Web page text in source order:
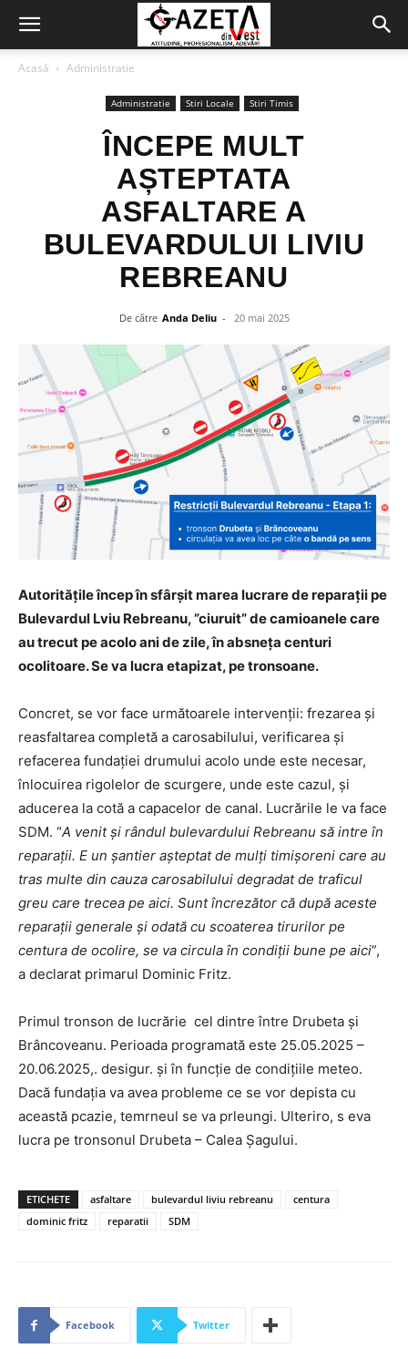
Acasă Administratie
Administratie Stiri Locale Stiri Timis
ÎNCEPE MULT
AȘTEPTATA
ASFALTARE A
BULEVARDULUI LIVIU
REBREANU
De către Anda Deliu - 20 mai 2025
Autoritățile încep în sfârșit marea lucrare de reparații pe
Bulevardul Lviu Rebreanu, ”ciuruit” de camioanele care
au trecut pe acolo ani de zile, în absneța centuri
ocolitoare. Se va lucra etapizat, pe tronsoane.
Concret, se vor face următoarele intervenții: frezarea și
reasfaltarea completă a carosabilului, verificarea și
refacerea fundației drumului acolo unde este necesar,
înlocuirea rigolelor de scurgere, unde este cazul, și
aducerea la cotă a capacelor de canal. Lucrările le va face
SDM. “A venit și rândul bulevardului Rebreanu să intre în
reparații. E un șantier așteptat de mulți timișoreni care au
tras multe din cauza carosabilului degradat de traficul
greu care trecea pe aici. Sunt încrezător că după aceste
reparații generale și odată cu scoaterea tirurilor pe
centura de ocolire, se va circula în condiții bune pe aici”,
a declarat primarul Dominic Fritz.
Primul tronson de lucrărie cel dintre între Drubeta și
Brâncoveanu. Perioada programată este 25.05.2025 –
20.06.2025,. desigur. și în funcție de condițiile meteo.
Dacă fundația va avea probleme ce se vor depista cu
această pcazie, temrneul se va prleungi. Ulteriro, s eva
lucra pe tronsonul Drubeta – Calea Șagului.
ETICHETE asfaltare bulevardul liviu rebreanu
centura
dominic fritz
reparatii SDM
Facebook Twitter